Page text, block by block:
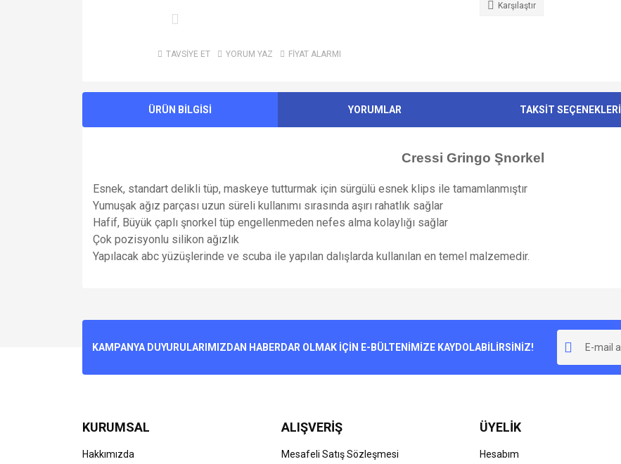
TAVSİYE ET YORUM YAZ FİYAT ALARMI
Karşılaştır
ÜRÜN BİLGİSİ YORUMLAR TAKSİT SEÇENEKLERİ
Cressi Gringo Şnorkel
Esnek, standart delikli tüp, maskeye tutturmak için sürgülü esnek klips ile tamamlanmıştır
Yumuşak ağız parçası uzun süreli kullanımı sırasında aşırı rahatlık sağlar
Hafif, Büyük çaplı şnorkel tüp engellenmeden nefes alma kolaylığı sağlar
Çok pozisyonlu silikon ağızlık
Yapılacak abc yüzüşlerinde ve scuba ile yapılan dalışlarda kullanılan en temel malzemedir.
Ürün resmi kalitesiz, bozuk veya görüntülenemiyor.
Bu ürüne benzer farklı alternatifler olmalı.
KAMPANYA DUYURULARIMIZDAN HABERDAR OLMAK İÇİN E-BÜLTENİMİZE KAYDOLABİLİRSİNİZ!
KURUMSAL
Hakkımızda
ALIŞVERİŞ
Mesafeli Satış Sözleşmesi
ÜYELİK
Hesabım